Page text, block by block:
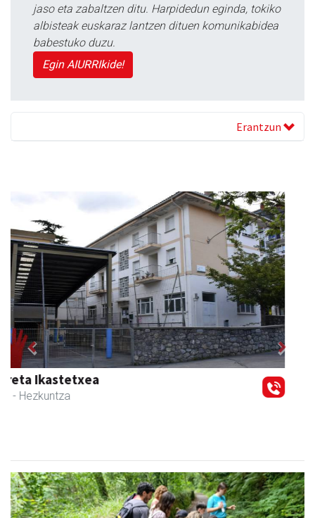
jaso eta zabaltzen ditu. Harpidedun eginda, tokiko
albisteak euskaraz lantzen dituen komunikabidea
babestuko duzu.
Egin AIURRIkide!
Erantzun
Amasa-Villabonako Udala
Amasa-Villabona
Previous Next